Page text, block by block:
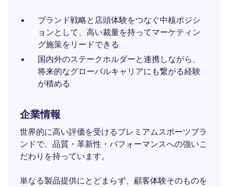
ブランド戦略と店頭体験をつなぐ中核ポジシ
ョンとして、高い裁量を持ってマーケティン
グ施策をリードできる
国内外のステークホルダーと連携しながら、
将来的なグローバルキャリアにも繋がる経験
が積める
企業情報
世界的に高い評価を受けるプレミアムスポーツブラ
ンドで、品質・革新性・パフォーマンスへの強いこ
だわりを持っています。
単なる製品提供にとどまらず、顧客体験そのものを